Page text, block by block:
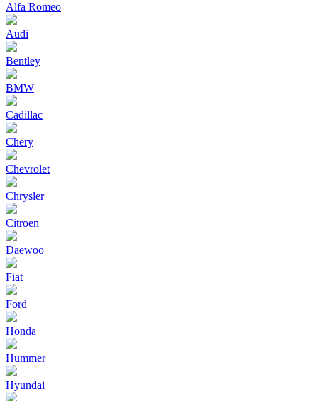
Alfa Romeo
Audi
Bentley
BMW
Cadillac
Chery
Chevrolet
Chrysler
Citroen
Daewoo
Fiat
Ford
Honda
Hummer
Hyundai